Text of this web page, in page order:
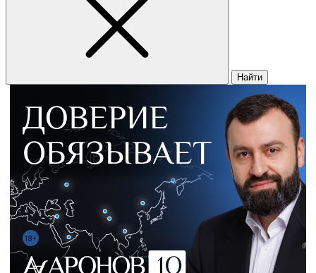
Найти